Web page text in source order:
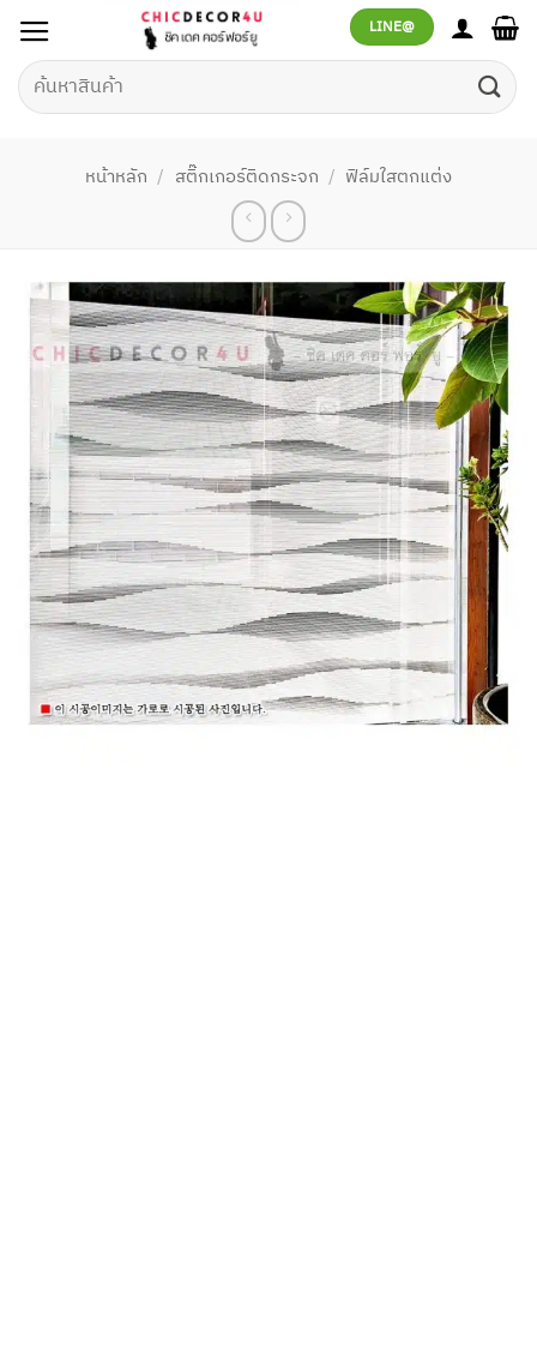
เนื้อหา
LINE@
ค้นหา:
หน้าหลัก / สติ๊กเกอร์ติดกระจก / ฟิล์มใสตกแต่ง